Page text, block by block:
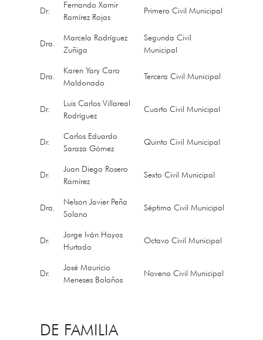
Dr.
Fernando Xamir
Ramírez Rojas
Primero Civil Municipal
Dra.
Marcela Rodríguez
Zuñiga
Segunda Civil
Municipal
Dra.
Karen Yary Caro
Maldonado
Tercera Civil Municipal
Dr.
Luis Carlos Villareal
Rodríguez
Cuarto Civil Municipal
Dr.
Carlos Eduardo
Saraza Gómez
Quinto Civil Municipal
Dr.
Juan Diego Rosero
Ramírez
Sexto Civil Municipal
Dra.
Nelson Javier Peña
Solano
Séptimo Civil Municipal
Dr.
Jorge Iván Hoyos
Hurtado
Octavo Civil Municipal
Dr.
José Mauricio
Meneses Bolaños
Noveno Civil Municipal
DE FAMILIA